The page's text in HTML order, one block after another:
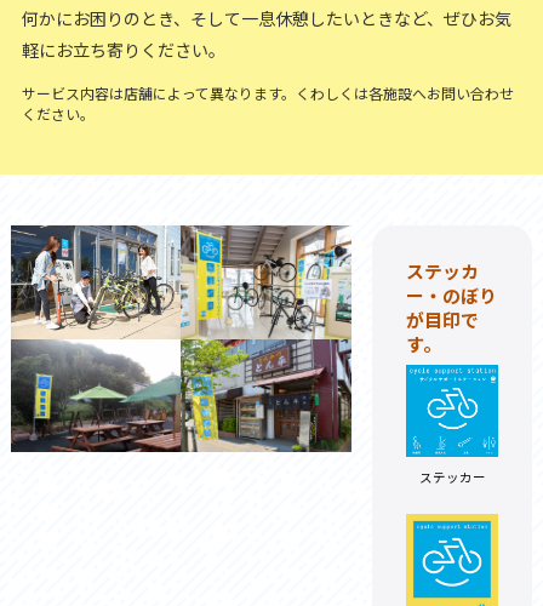
何かにお困りのとき、そして一息休憩したいときなど、ぜひお気
軽にお立ち寄りください。
サービス内容は店舗によって異なります。くわしくは各施設へお問い合わせ
ください。
ステッカ
ー・のぼり
が目印で
す。
ステッカー